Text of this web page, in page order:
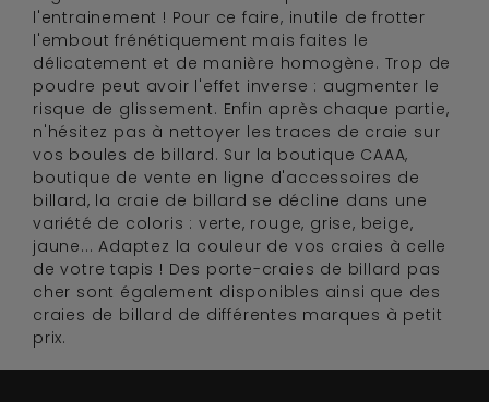
l'entrainement ! Pour ce faire, inutile de frotter
l'embout frénétiquement mais faites le
délicatement et de manière homogène. Trop de
poudre peut avoir l'effet inverse : augmenter le
risque de glissement. Enfin après chaque partie,
n'hésitez pas à nettoyer les traces de craie sur
vos boules de billard. Sur la boutique CAAA,
boutique de vente en ligne d'accessoires de
billard, la craie de billard se décline dans une
variété de coloris : verte, rouge, grise, beige,
jaune... Adaptez la couleur de vos craies à celle
de votre tapis ! Des porte-craies de billard pas
cher sont également disponibles ainsi que des
craies de billard de différentes marques à petit
prix.